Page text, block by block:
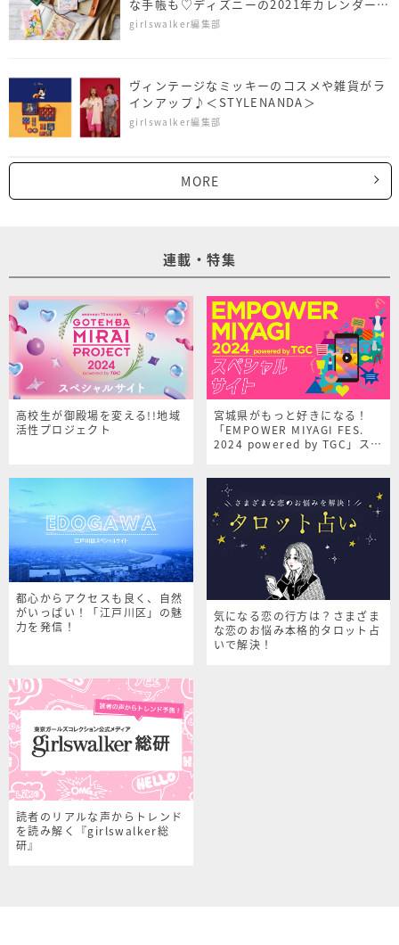
な手帳も♡ディズニーの2021年カレンダー＆
手帳が可愛い
girlswalker編集部
ヴィンテージなミッキーのコスメや雑貨がラ
インアップ♪＜STYLENANDA＞
girlswalker編集部
MORE
連載・特集
高校生が御殿場を変える!!地域
活性プロジェクト
宮城県がもっと好きになる！
「EMPOWER MIYAGI FES.
2024 powered by TGC」スペ
都心からアクセスも良く、自然
がいっぱい！「江戸川区」の魅
力を発信！
気になる恋の行方は？さまざま
な恋のお悩み本格的タロット占
いで解決！
読者のリアルな声からトレンド
を読み解く『girlswalker総
研』